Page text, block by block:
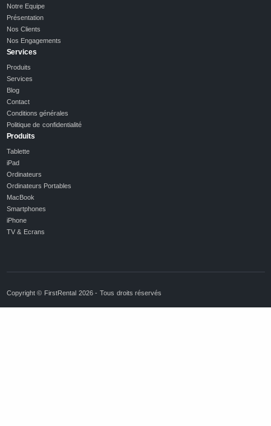
Notre Equipe
Présentation
Nos Clients
Nos Engagements
Services
Produits
Services
Blog
Contact
Conditions générales
Politique de confidentialité
Produits
Tablette
iPad
Ordinateurs
Ordinateurs Portables
MacBook
Smartphones
iPhone
TV & Ecrans
Copyright © FirstRental 2026 - Tous droits réservés